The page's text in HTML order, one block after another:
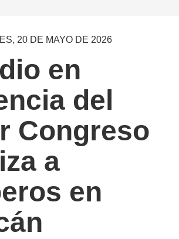
20 DE MAYO DE 2026
en
del
Congreso
a
en